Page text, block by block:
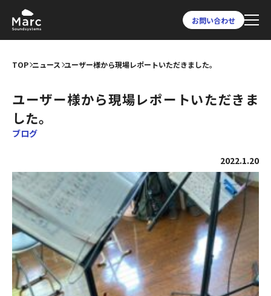
お問い合わせ
TOP ニュース ユーザー様から現場レポートいただきました。
ユーザー様から現場レポートいただきま
した。
ブログ
2022.1.20